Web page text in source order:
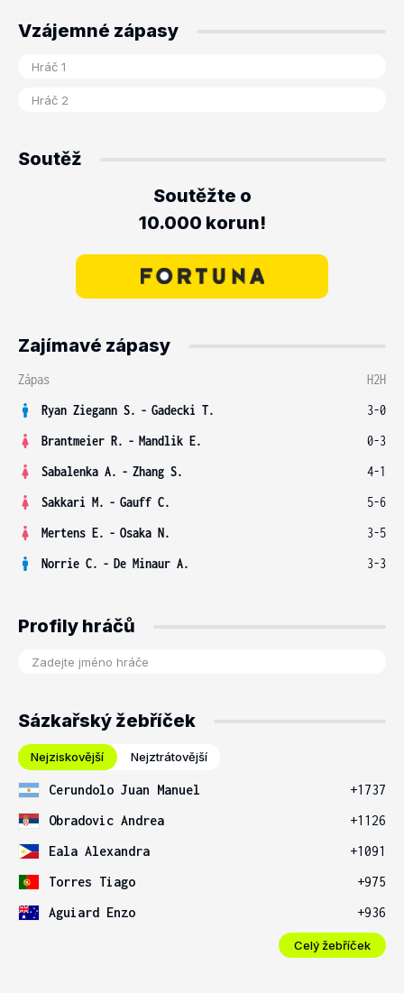
Vzájemné zápasy
Soutěž
Soutěžte o
10.000 korun!
Zajímavé zápasy
Zápas
H2H
Ryan Ziegann S. - Gadecki T.
3-0
Brantmeier R. - Mandlik E.
0-3
Sabalenka A. - Zhang S.
4-1
Sakkari M. - Gauff C.
5-6
Mertens E. - Osaka N.
3-5
Norrie C. - De Minaur A. 3-3
Profily hráčů
Sázkařský žebříček
Nejziskovější Nejztrátovější
Cerundolo Juan Manuel
+1737
Obradovic Andrea
+1126
Eala Alexandra
+1091
Torres Tiago
+975
Aguiard Enzo
+936
Celý žebříček